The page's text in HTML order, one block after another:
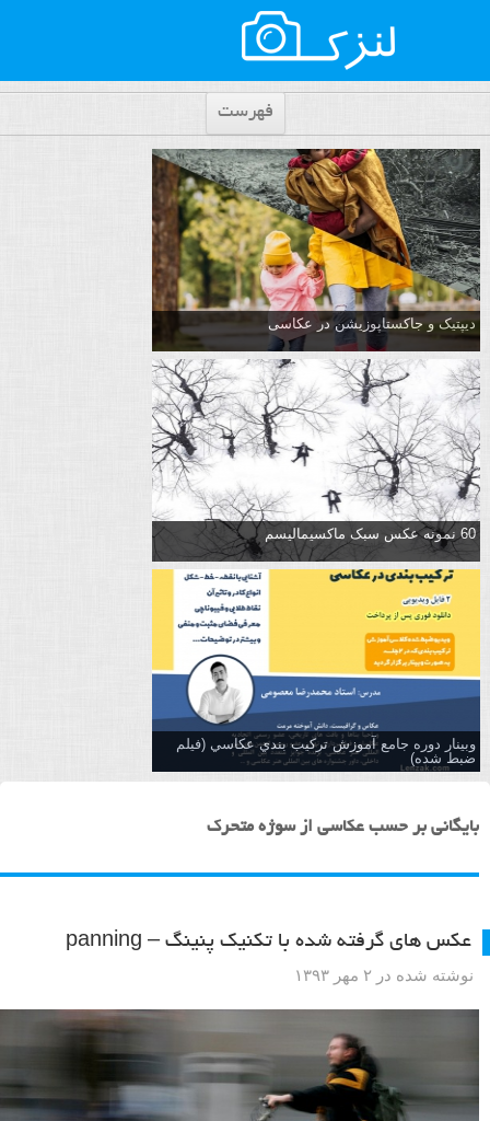
فهرست
دیپتیک و جاکستا‌پوزیشن در عکاسی
60 نمونه عکس سبک ماکسیمالیسم
وبینار دوره جامع آموزش تركيب بندي عكاسي (فیلم
ضبط شده)
بایگانی بر حسب عکاسی از سوژه متحرک
عکس های گرفته شده با تکنیک پنینگ – panning
نوشته شده در ۲ مهر ۱۳۹۳